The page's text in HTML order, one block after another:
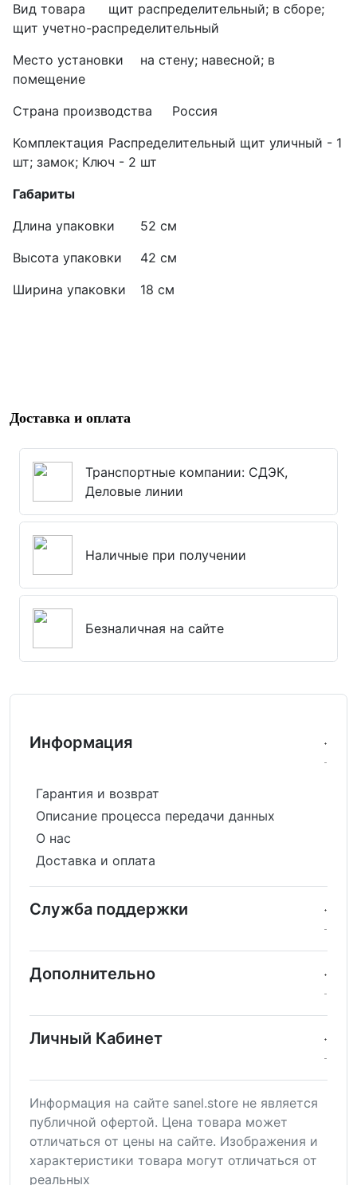
Вид товара
щит распределительный; в сборе;
щит учетно-распределительный
Место установки
на стену; навесной; в
помещение
Страна производства
Россия
Комплектация Распределительный щит уличный - 1
шт; замок; Ключ - 2 шт
Габариты
Длина упаковки
52 см
Высота упаковки
42 см
Ширина упаковки
18 см
Доставка и оплата
Транспортные компании: СДЭК,
Деловые линии
Наличные при получении
Безналичная на сайте
Информация
Гарантия и возврат
Описание процесса передачи данных
О нас
Доставка и оплата
Служба поддержки
Дополнительно
Личный Кабинет
Информация на сайте sanel.store не является
публичной офертой. Цена товара может
отличаться от цены на сайте. Изображения и
характеристики товара могут отличаться от
реальных